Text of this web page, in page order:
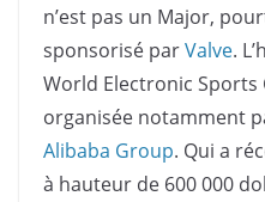
n’est pas un Major,
sponsorisé parValve.
World Electronic
organisée notamment
Alibaba Group. Qui a
à hauteur de 600 000